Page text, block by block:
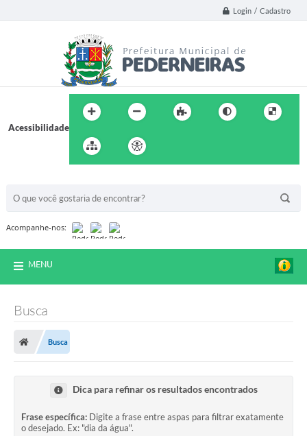
Login / Cadastro
Acessibilidade
Acompanhe-nos:
MENU
Busca
Busca
Dica para refinar os resultados encontrados
Frase específica: Digite a frase entre aspas para filtrar exatamente
o desejado. Ex: "dia da água".